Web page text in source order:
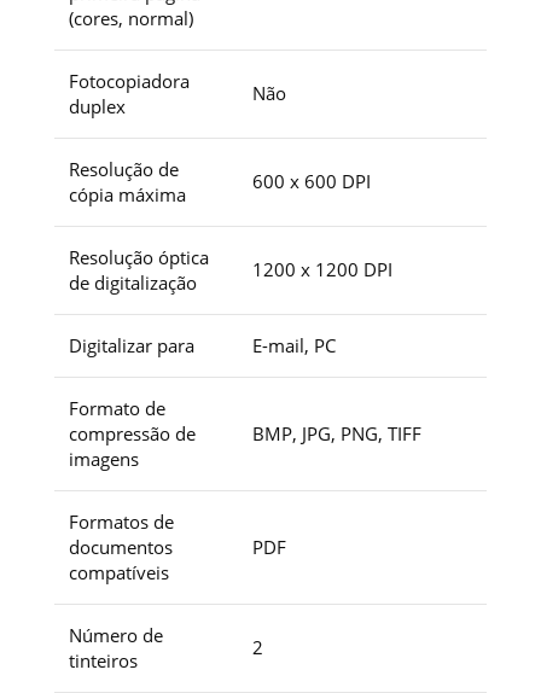
(cores, normal)
Fotocopiadora
duplex
Não
Resolução de
cópia máxima
600 x 600 DPI
Resolução óptica
de digitalização
1200 x 1200 DPI
Digitalizar para E-mail, PC
Formato de
compressão de
imagens
BMP, JPG, PNG, TIFF
Formatos de
documentos
compatíveis
PDF
Número de
tinteiros
2